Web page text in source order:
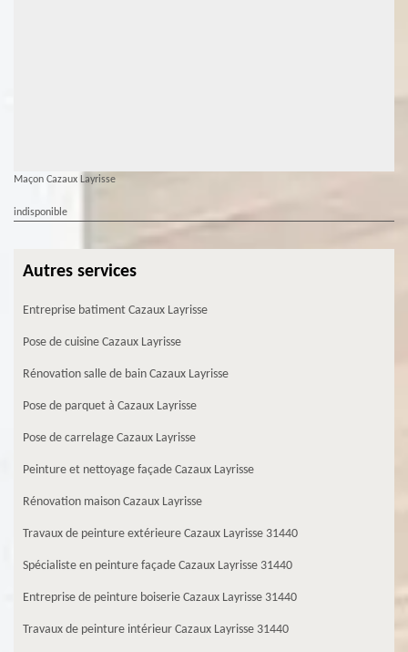
Maçon Cazaux Layrisse
indisponible
Autres services
Entreprise batiment Cazaux Layrisse
Pose de cuisine Cazaux Layrisse
Rénovation salle de bain Cazaux Layrisse
Pose de parquet à Cazaux Layrisse
Pose de carrelage Cazaux Layrisse
Peinture et nettoyage façade Cazaux Layrisse
Rénovation maison Cazaux Layrisse
Travaux de peinture extérieure Cazaux Layrisse 31440
Spécialiste en peinture façade Cazaux Layrisse 31440
Entreprise de peinture boiserie Cazaux Layrisse 31440
Travaux de peinture intérieur Cazaux Layrisse 31440